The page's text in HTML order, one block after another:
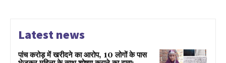
Latest news
पांच करोड़ में खरीदने का आरोप, 10 लोगों के पास